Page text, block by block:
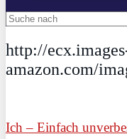
http://
amazon.com/
Ich – Einfach